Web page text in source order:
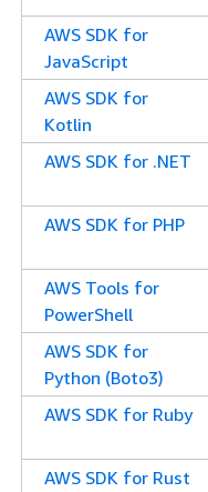
AWS SDK for
JavaScript
AWS SDK for
Kotlin
AWS SDK for .NET
AWS SDK for PHP
AWS Tools for
PowerShell
AWS SDK for
Python (Boto3)
AWS SDK for Ruby
AWS SDK for Rust